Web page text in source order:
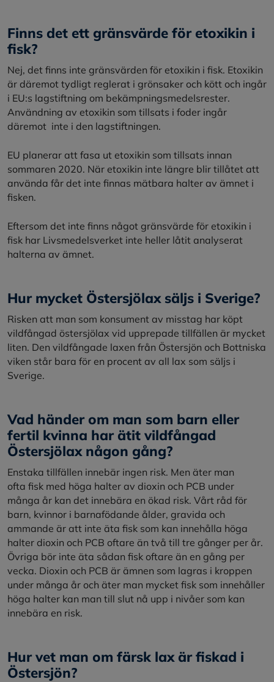
Finns det ett gränsvärde för etoxikin i
fisk?
Nej, det finns inte gränsvärden för etoxikin i fisk. Etoxikin
är däremot tydligt reglerat i grönsaker och kött och ingår
i EU:s lagstiftning om bekämpningsmedelsrester.
Användning av etoxikin som tillsats i foder ingår
däremot inte i den lagstiftningen.
EU planerar att fasa ut etoxikin som tillsats innan
sommaren 2020. När etoxikin inte längre blir tillåtet att
använda får det inte finnas mätbara halter av ämnet i
fisken.
Eftersom det inte finns något gränsvärde för etoxikin i
fisk har Livsmedelsverket inte heller låtit analyserat
halterna av ämnet.
Hur mycket Östersjölax säljs i Sverige?
Risken att man som konsument av misstag har köpt
vildfångad östersjölax vid upprepade tillfällen är mycket
liten. Den vildfångade laxen från Östersjön och Bottniska
viken står bara för en procent av all lax som säljs i
Sverige.
Vad händer om man som barn eller
fertil kvinna har ätit vildfångad
Östersjölax någon gång?
Enstaka tillfällen innebär ingen risk. Men äter man
ofta fisk med höga halter av dioxin och PCB under
många år kan det innebära en ökad risk. Vårt råd för
barn, kvinnor i barnafödande ålder, gravida och
ammande är att inte äta fisk som kan innehålla höga
halter dioxin och PCB oftare än två till tre gånger per år.
Övriga bör inte äta sådan fisk oftare än en gång per
vecka. Dioxin och PCB är ämnen som lagras i kroppen
under många år och äter man mycket fisk som innehåller
höga halter kan man till slut nå upp i nivåer som kan
innebära en risk.
Hur vet man om färsk lax är fiskad i
Östersjön?